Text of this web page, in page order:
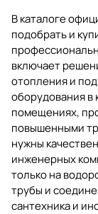
В каталоге
подобрать и
включает
отопления и
оборудования в
помещениях,
повышенными
нужны
инженерных
только на
трубы и
сантехникаи